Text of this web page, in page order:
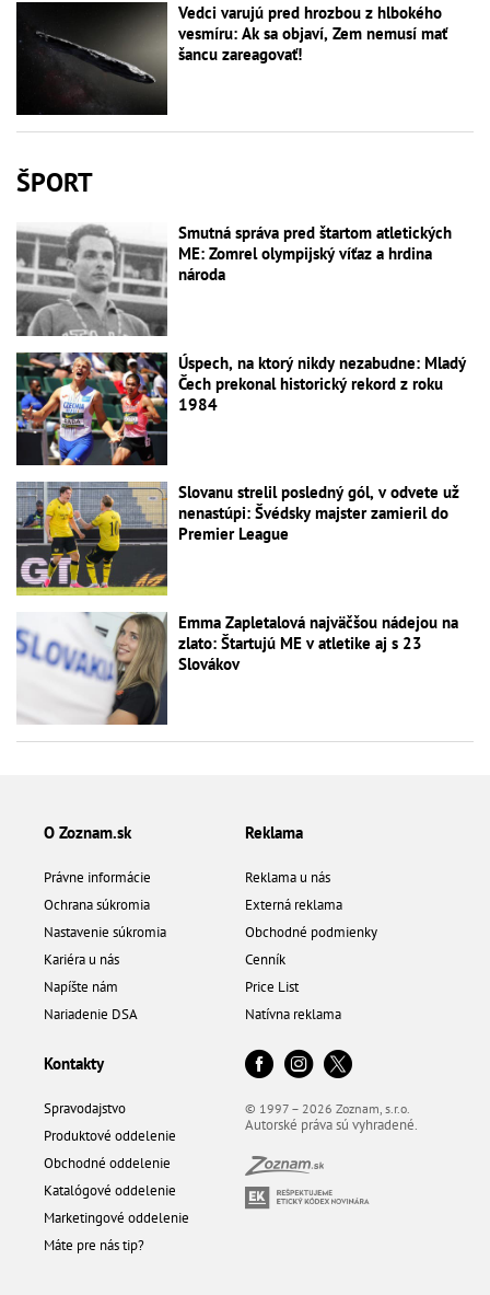
Vedci varujú pred hrozbou z hlbokého
vesmíru: Ak sa objaví, Zem nemusí mať
šancu zareagovať!
ŠPORT
Smutná správa pred štartom atletických
ME: Zomrel olympijský víťaz a hrdina
národa
Úspech, na ktorý nikdy nezabudne: Mladý
Čech prekonal historický rekord z roku
1984
Slovanu strelil posledný gól, v odvete už
nenastúpi: Švédsky majster zamieril do
Premier League
Emma Zapletalová najväčšou nádejou na
zlato: Štartujú ME v atletike aj s 23
Slovákov
O Zoznam.sk
Právne informácie
Ochrana súkromia
Nastavenie súkromia
Kariéra u nás
Napíšte nám
Nariadenie DSA
Reklama
Reklama u nás
Externá reklama
Obchodné podmienky
Cenník
Price List
Natívna reklama
Kontakty
Spravodajstvo
Produktové oddelenie
Obchodné oddelenie
Katalógové oddelenie
Marketingové oddelenie
Máte pre nás tip?
© 1997 – 2026 Zoznam, s.r.o.
Autorské práva sú vyhradené.